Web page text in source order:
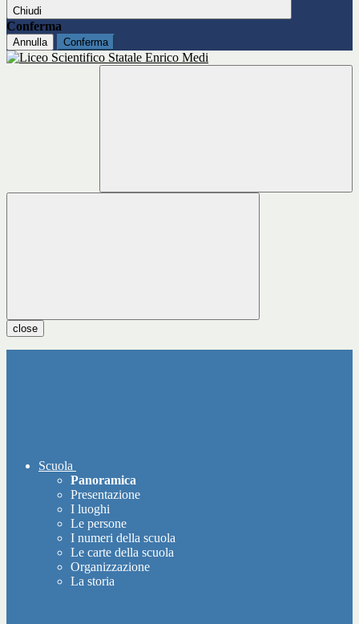
Chiudi
Conferma
Annulla Conferma
close
Scuola
Panoramica
Presentazione
I luoghi
Le persone
I numeri della scuola
Le carte della scuola
Organizzazione
La storia